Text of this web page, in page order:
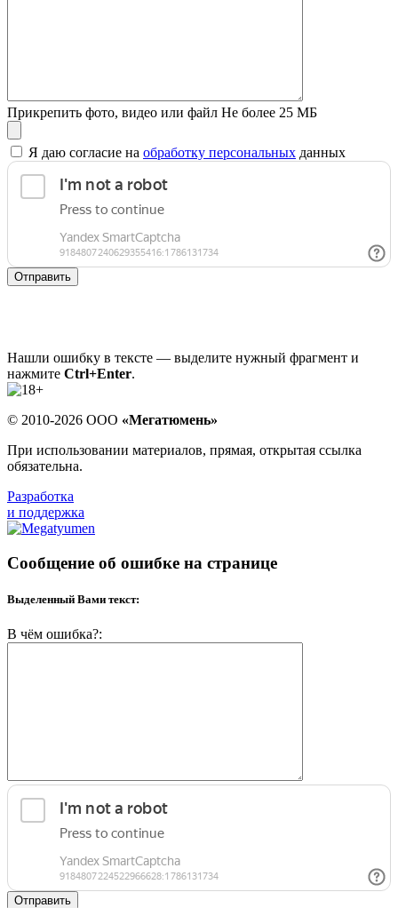
Прикрепить фото, видео или файл Не более 25 МБ
Я даю согласие на обработку персональных данных
Отправить
Нашли ошибку в тексте — выделите нужный фрагмент и
нажмите Ctrl+Enter.
© 2010-2026 ООО «Мегатюмень»
При использовании материалов, прямая, открытая ссылка
обязательна.
Разработка
и поддержка
Сообщение об ошибке на странице
Выделенный Вами текст:
В чём ошибка?:
Отправить